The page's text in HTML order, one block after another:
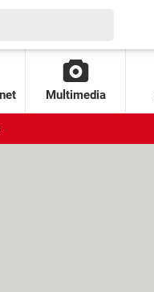
Multimedia